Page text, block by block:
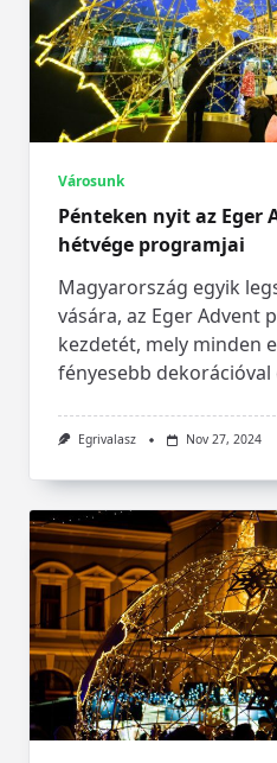
Városunk
Pénteken nyit az Eger
hétvége programjai
Magyarország egyik
vására, az Eger Advent
kezdetét, mely minden
fényesebb dekorációval
Egrivalasz Nov 27, 2024